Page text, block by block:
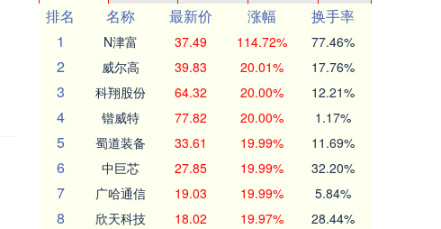
排名
名称 最新价 涨幅
换手率
1
N津富 37.49 114.72% 77.46%
2 威尔高 39.83 20.01% 17.76%
3 科翔股份 64.32 20.00% 12.21%
4 锴威特 77.82 20.00% 1.17%
5 蜀道装备 33.61 19.99% 11.69%
6 中巨芯 27.85 19.99% 32.20%
7 广哈通信 19.03 19.99% 5.84%
8 欣天科技 18.02 19.97% 28.44%